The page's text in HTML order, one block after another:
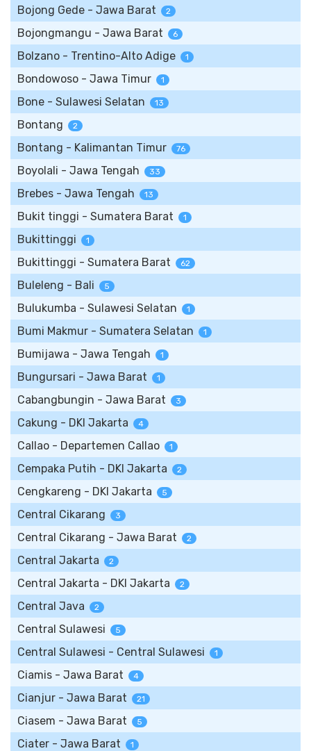
Bojong Gede - Jawa Barat 2
Bojongmangu - Jawa Barat 6
Bolzano - Trentino-Alto Adige 1
Bondowoso - Jawa Timur 1
Bone - Sulawesi Selatan 13
Bontang 2
Bontang - Kalimantan Timur 76
Boyolali - Jawa Tengah 33
Brebes - Jawa Tengah 13
Bukit tinggi - Sumatera Barat 1
Bukittinggi 1
Bukittinggi - Sumatera Barat 62
Buleleng - Bali 5
Bulukumba - Sulawesi Selatan 1
Bumi Makmur - Sumatera Selatan 1
Bumijawa - Jawa Tengah 1
Bungursari - Jawa Barat 1
Cabangbungin - Jawa Barat 3
Cakung - DKI Jakarta 4
Callao - Departemen Callao 1
Cempaka Putih - DKI Jakarta 2
Cengkareng - DKI Jakarta 5
Central Cikarang 3
Central Cikarang - Jawa Barat 2
Central Jakarta 2
Central Jakarta - DKI Jakarta 2
Central Java 2
Central Sulawesi 5
Central Sulawesi - Central Sulawesi 1
Ciamis - Jawa Barat 4
Cianjur - Jawa Barat 21
Ciasem - Jawa Barat 5
Ciater - Jawa Barat 1